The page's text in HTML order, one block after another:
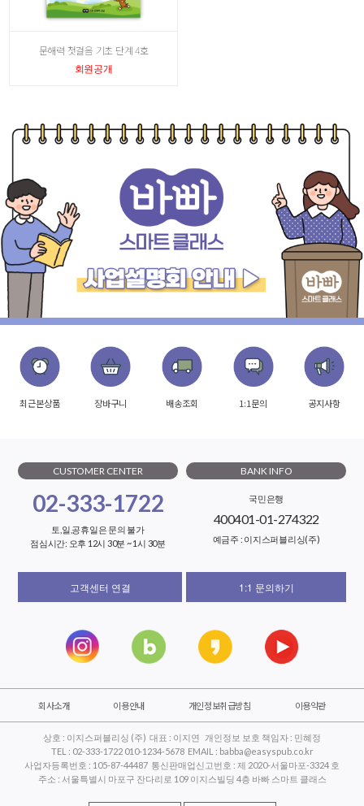
문해력 첫걸음 기초 단계 4호
회원공개
최근본상품 장바구니 배송조회 1:1문의 공지사항
CUSTOMER CENTER
02-333-1722
토,일,공휴일은 문의 불가
점심시간: 오후 12시 30분 ~ 1시 30분
BANK INFO
국민은행
400401-01-274322
예금주 : 이지스퍼블리싱(주)
고객센터 연결 1:1 문의하기
회사소개 이용안내 개인정보취급방침 이용약관
상호 : 이지스퍼블리싱 (주) 대표 : 이지연 개인정보 보호 책임자 : 민혜정
TEL : 02-333-1722 010-1234-5678 EMAIL : babba@easyspub.co.kr
사업자등록번호 : 105-87-44487 통신판매업신고번호 : 제 2020-서울마포-3324 호
주소 : 서울특별시 마포구 잔다리로 109 이지스빌딩 4층 바빠 스마트 클래스